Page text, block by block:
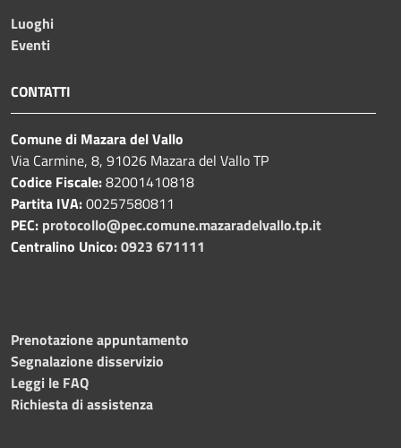
Luoghi
Eventi
CONTATTI
Comune di Mazara del Vallo
Via Carmine, 8, 91026 Mazara del Vallo TP
Codice Fiscale:82001410818
Partita IVA:00257580811
PEC: protocollo@pec.comune.mazaradelvallo.tp.it
Centralino Unico:0923 671111
Prenotazione appuntamento
Segnalazione disservizio
Leggi le FAQ
Richiesta di assistenza